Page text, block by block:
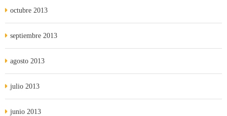
octubre 2013
septiembre 2013
agosto 2013
julio 2013
junio 2013